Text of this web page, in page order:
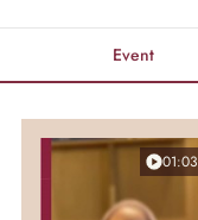
Event
01:03